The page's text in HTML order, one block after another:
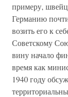
примеру,
Германию
возить его к
Советскому
вину начало
время как
1940 году